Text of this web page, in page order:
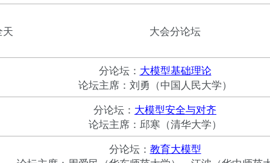
天 大会分论坛
分论坛： 大模型基础理论
论坛主席：刘勇（中国人民大学）
分论坛： 大模型安全与对齐
论坛主席：邱寒（清华大学）
分论坛： 教育大模型